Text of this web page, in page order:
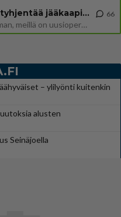
Uusioperheen aikuiset lapset tyhjentää jääkaapin käydessään
Miten selvittäisitte seuraavan ongelman, meillä on uusioperhe, minulla teini-ikäiset lapset ja puolisolla aikuiset, jotk
66
– ylilyönti kuitenkin
alusten
Seinäjoella